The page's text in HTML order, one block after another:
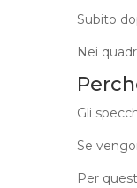
Subito
Nei
Gli
Se
Per